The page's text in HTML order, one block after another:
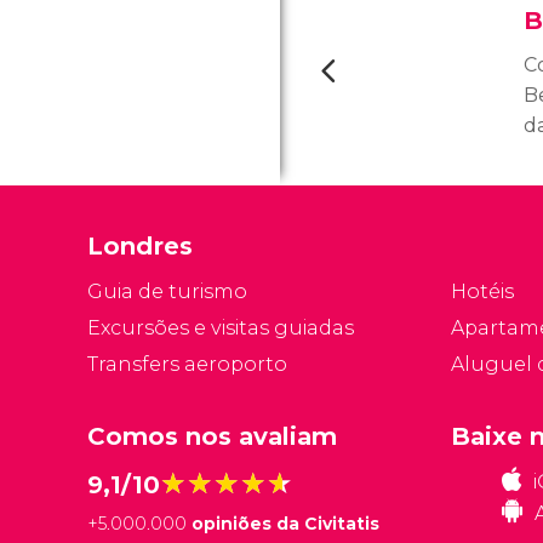
Londres
Guia de turismo
Excursões e visitas guiadas
Transfers aeroporto
Hotéis
Aluguel
Comos nos avaliam
9,1/10★★★★★
★★★★★
+5.000.000 opiniões da Civitatis
Baixe